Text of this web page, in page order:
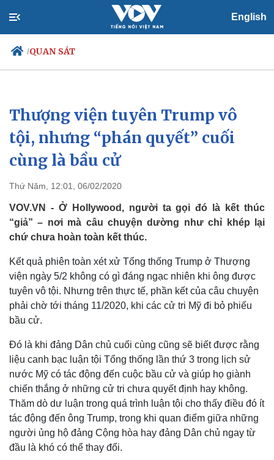
English
/QUAN SÁT
Chính trị
Đảng
Tổ chức nhân sự
Quốc hội
Nhận diện sự thật
Xã hội
Dự báo thời tiết
Thượng viện tuyên Trump vô
tội, nhưng “phán quyết” cuối
cùng là bầu cử
Thứ Năm, 12:01, 06/02/2020
VOV.VN - Ở Hollywood, người ta gọi đó là kết thúc
“giả” – nơi mà câu chuyện dường như chỉ khép lại
chứ chưa hoàn toàn kết thúc.
Kết quả phiên toàn xét xử Tổng thống Trump ở Thượng
viện ngày 5/2 không có gì đáng ngạc nhiên khi ông được
tuyên vô tội. Nhưng trên thực tế, phần kết của câu chuyện
phải chờ tới tháng 11/2020, khi các cử tri Mỹ đi bỏ phiếu
bầu cử.
Đó là khi đảng Dân chủ cuối cùng cũng sẽ biết được rằng
liệu canh bạc luận tội Tổng thống lần thứ 3 trong lịch sử
nước Mỹ có tác động đến cuộc bầu cử và giúp họ giành
chiến thắng ở những cử tri chưa quyết định hay không.
Thăm dò dư luận trong quá trình luận tội cho thấy điều đó ít
tác động đến ông Trump, trong khi quan điểm giữa những
người ủng hộ đảng Cộng hòa hay đảng Dân chủ ngay từ
đầu là khó có thể thay đổi.